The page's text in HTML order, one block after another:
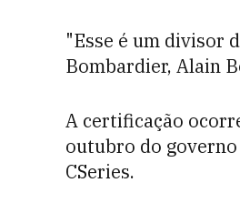
"Esse é um divisor
Bombardier, Alain
A certificação
outubro do governo
CSeries.